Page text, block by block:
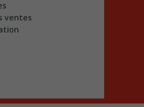
ventes